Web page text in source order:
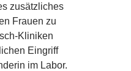
zusätzliches
Frauen zu
Kliniken
Eingriff
im Labor.